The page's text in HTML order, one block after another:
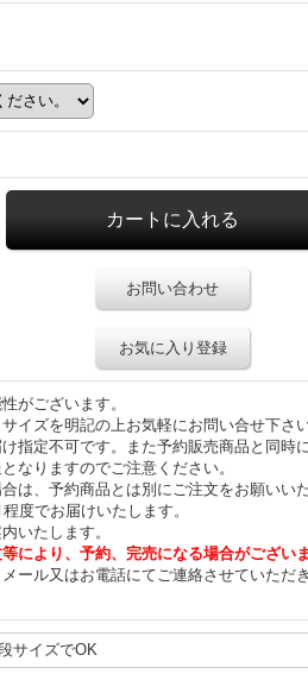
お問い合わせ
お気に入り登録
がございます。
イズを明記の上お気軽にお問い合せ下さ
指定不可です。また予約販売商品と同時
なりますのでご注意ください。
は、予約商品とは別にご注文をお願いい
度でお届けいたします。
いたします。
により、予約、完売になる場合がござい
ール又はお電話にてご連絡させていただ
サイズでOK